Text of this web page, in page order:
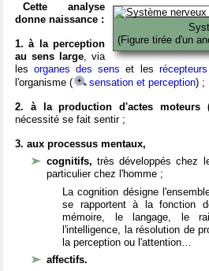
(Figure tirée d'un
Cette analyse
donne naissance :
1. à la perception
au sens large, via
lesorganes des sens et les
l'organisme (
sensation et perception) ;
2. à la production d'actes moteurs
nécessité se fait sentir ;
3. aux processus mentaux,
cognitifs,très développés chez
particulier chez l'homme ;
La cognition désigne
se rapportent à la fonction
mémoire, le langage, le
l'intelligence, la résolution de
la perception ou l'attention…
affectifs.